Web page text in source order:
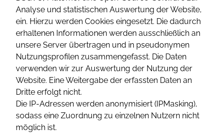
Analyse und statistischen Auswertung der Website,
ein. Hierzu werden Cookies eingesetzt. Die dadurch
erhaltenen Informationen werden ausschließlich an
unsere Server übertragen und in pseudonymen
Nutzungsprofilen zusammengefasst. Die Daten
verwenden wir zur Auswertung der Nutzung der
Website. Eine Weitergabe der erfassten Daten an
Dritte erfolgt nicht.
Die IP-Adressen werden anonymisiert (IPMasking),
sodass eine Zuordnung zu einzelnen Nutzern nicht
möglich ist.